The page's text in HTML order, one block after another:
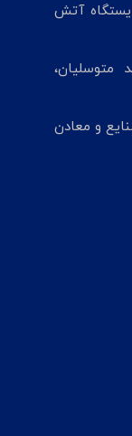
آتش
متوسلیان،
و معادن